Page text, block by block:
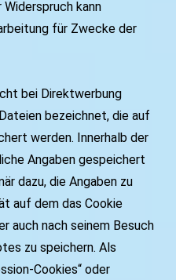
kann
für Zwecke der
bei Direktwerbung
bezeichnet, die auf
werden. Innerhalb der
Angaben gespeichert
dazu, die Angaben zu
auf dem das Cookie
auch nach seinem Besuch
zu speichern. Als
Cookies“ oder